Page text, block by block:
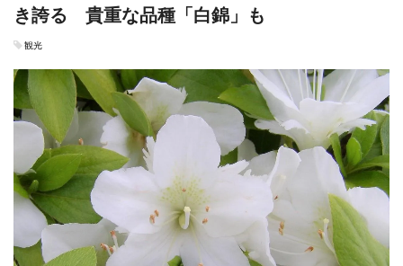
き誇る 貴重な品種「白錦」も
観光